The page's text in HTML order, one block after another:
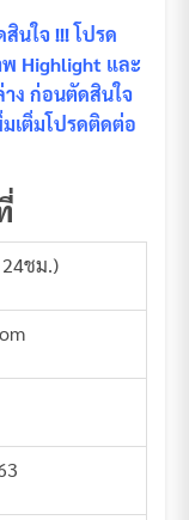
นใจ !!! โปรด
พ Highlight และ
ง ก่อนตัดสินใจ
เติ่มโปรดติดต่อ
24ชม.)